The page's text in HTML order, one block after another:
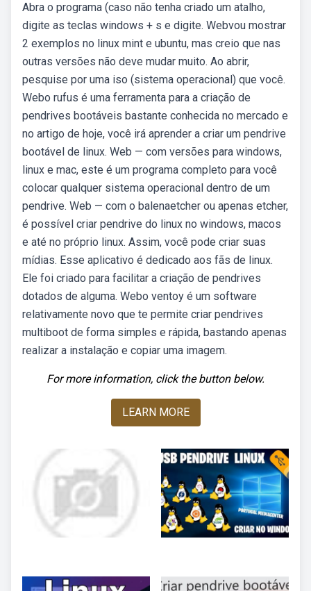
Abra o programa (caso não tenha criado um atalho,
digite as teclas windows + s e digite. Webvou mostrar
2 exemplos no linux mint e ubuntu, mas creio que nas
outras versões não deve mudar muito. Ao abrir,
pesquise por uma iso (sistema operacional) que você.
Webo rufus é uma ferramenta para a criação de
pendrives bootáveis bastante conhecida no mercado e
no artigo de hoje, você irá aprender a criar um pendrive
bootável de linux. Web — com versões para windows,
linux e mac, este é um programa completo para você
colocar qualquer sistema operacional dentro de um
pendrive. Web — com o balenaetcher ou apenas etcher,
é possível criar pendrive do linux no windows, macos
e até no próprio linux. Assim, você pode criar suas
mídias. Esse aplicativo é dedicado aos fãs de linux.
Ele foi criado para facilitar a criação de pendrives
dotados de alguma. Webo ventoy é um software
relativamente novo que te permite criar pendrives
multiboot de forma simples e rápida, bastando apenas
realizar a instalação e copiar uma imagem.
For more information, click the button below.
LEARN MORE